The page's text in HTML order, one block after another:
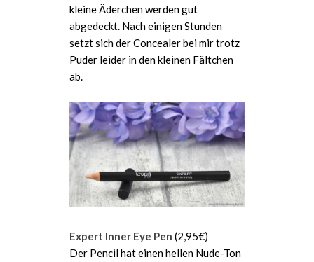
kleine Äderchen werden gut
abgedeckt. Nach einigen Stunden
setzt sich der Concealer bei mir trotz
Puder leider in den kleinen Fältchen
ab.
Expert Inner Eye Pen (2,95€)
Der Pencil hat einen hellen Nude-Ton